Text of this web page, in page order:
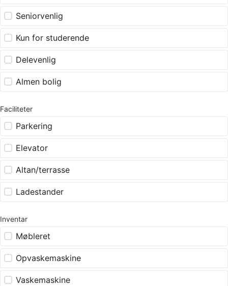
Seniorvenlig
Kun for studerende
Delevenlig
Almen bolig
Faciliteter
Parkering
Elevator
Altan/terrasse
Ladestander
Inventar
Møbleret
Opvaskemaskine
Vaskemaskine